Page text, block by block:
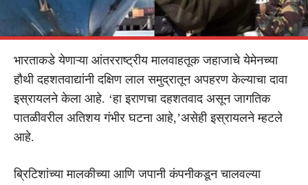
भारताकडे येणाऱ्या आंतरराष्ट्रीय मालवाहतूक जहाजाचे येमेनच्या
हौथी दहशतवाद्यांनी दक्षिण लाल समुद्रातून अपहरण केल्याचा दावा
इस्रायलने केला आहे. ‘हा इराणचा दहशतवाद असून जागतिक
पातळीवरील अतिशय गंभीर घटना आहे,’असेही इस्रायलने म्हटले
आहे.
ब्रिटिशांच्या मालकीच्या आणि जपानी कंपनीकडून चालवल्या